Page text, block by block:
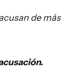
de más